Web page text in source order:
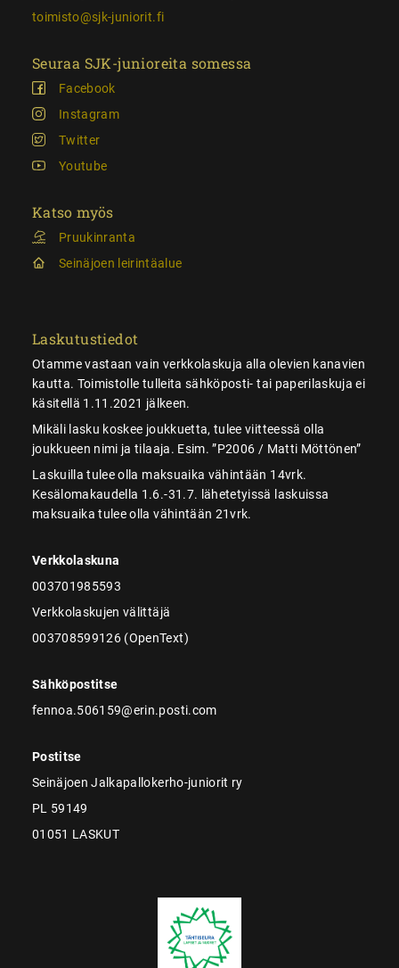
toimisto@sjk-juniorit.fi
Seuraa SJK-junioreita somessa
Facebook
Instagram
Twitter
Youtube
Katso myös
Pruukinranta
Seinäjoen leirintäalue
Laskutustiedot
Otamme vastaan vain verkkolaskuja alla olevien kanavien
kautta. Toimistolle tulleita sähköposti- tai paperilaskuja ei
käsitellä 1.11.2021 jälkeen.
Mikäli lasku koskee joukkuetta, tulee viitteessä olla
joukkueen nimi ja tilaaja. Esim. ”P2006 / Matti Möttönen”
Laskuilla tulee olla maksuaika vähintään 14vrk.
Kesälomakaudella 1.6.-31.7. lähetetyissä laskuissa
maksuaika tulee olla vähintään 21vrk.
Verkkolaskuna
003701985593
Verkkolaskujen välittäjä
003708599126 (OpenText)
Sähköpostitse
fennoa.506159@erin.posti.com
Postitse
Seinäjoen Jalkapallokerho-juniorit ry
PL 59149
01051 LASKUT